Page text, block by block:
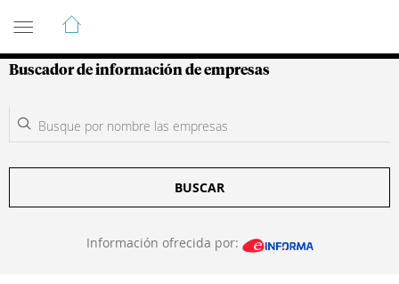
Guía de Empresas Colombianas
Buscador de información de empresas
BUSCAR
Información ofrecida por: